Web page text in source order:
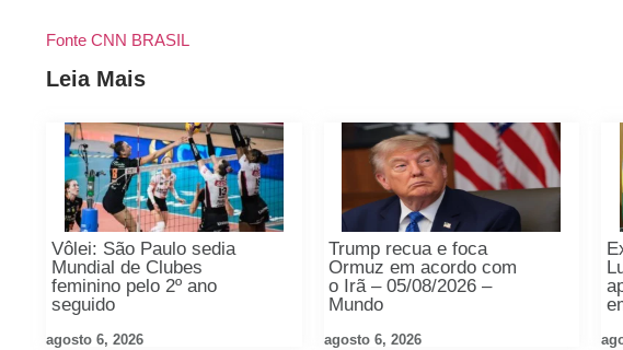
Fonte CNN BRASIL
Leia Mais
Vôlei: São Paulo sedia
Mundial de Clubes
feminino pelo 2º ano
seguido
agosto 6, 2026
Trump recua e foca
Ormuz em acordo com
o Irã – 05/08/2026 –
Mundo
agosto 6, 2026